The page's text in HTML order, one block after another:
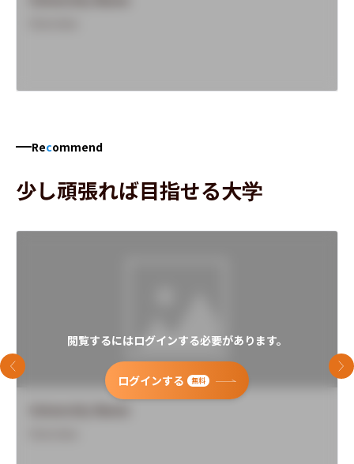
Recommend
少し頑張れば目指せる大学
閲覧するにはログインする必要があります。
ログインする 無料
前のスライド 次